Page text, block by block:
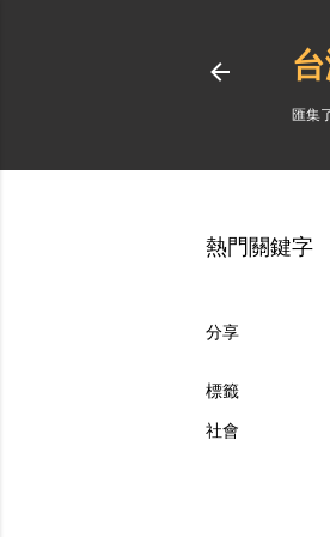
匯集
熱門關鍵字
分享
標籤
社會